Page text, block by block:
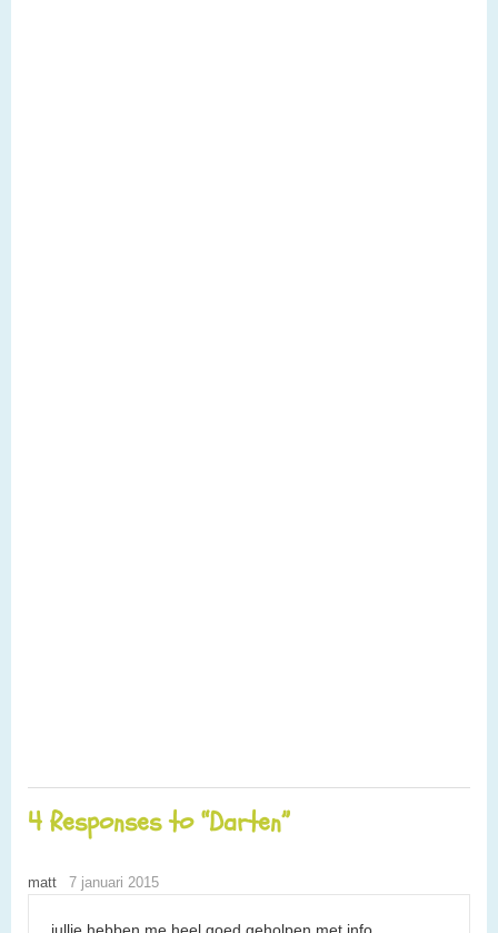
4 Responses to “Darten”
matt 7 januari 2015
jullie hebben me heel goed geholpen met info